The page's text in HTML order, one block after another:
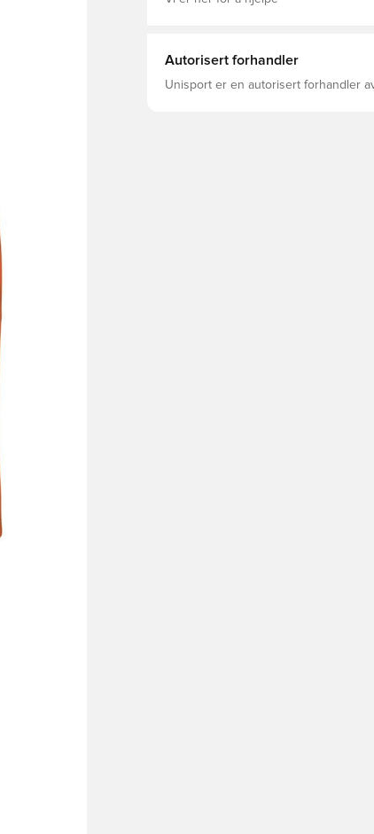
Autorisert forhandler
Unisport er en autorisert forhandler